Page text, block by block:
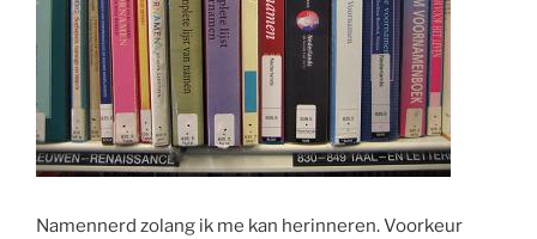
Namennerd zolang ik me kan herinneren. Voorkeur